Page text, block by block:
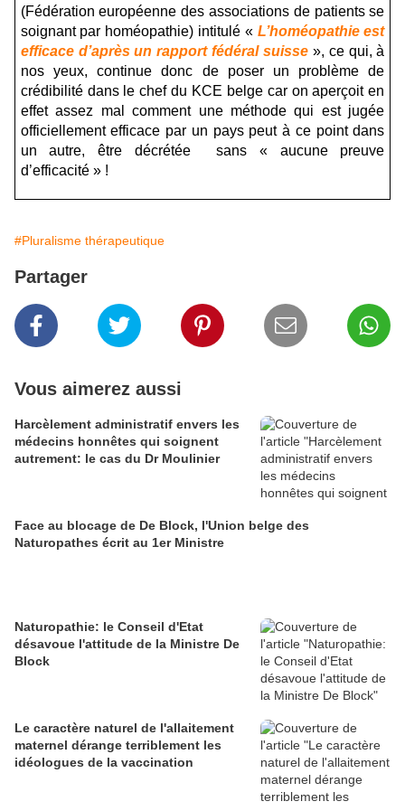
(Fédération européenne des associations de patients se
soignant par homéopathie) intitulé « L’homéopathie est
efficace d’après un rapport fédéral suisse », ce qui, à
nos yeux, continue donc de poser un problème de
crédibilité dans le chef du KCE belge car on aperçoit en
effet assez mal comment une méthode qui est jugée
officiellement efficace par un pays peut à ce point dans
un autre, être décrétée sans « aucune preuve
d’efficacité » !
#Pluralisme thérapeutique
Partager
Vous aimerez aussi
Harcèlement administratif envers les
médecins honnêtes qui soignent
autrement: le cas du Dr Moulinier
Face au blocage de De Block, l'Union belge des
Naturopathes écrit au 1er Ministre
Naturopathie: le Conseil d'Etat
désavoue l'attitude de la Ministre De
Block
Le caractère naturel de l'allaitement
maternel dérange terriblement les
idéologues de la vaccination